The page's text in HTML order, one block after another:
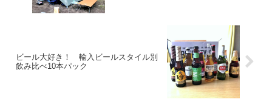
ビール大好き！ 輸入ビールスタイル別
飲み比べ10本パック